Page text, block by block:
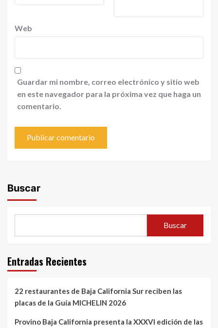
Web
Guardar mi nombre, correo electrónico y sitio web
en este navegador para la próxima vez que haga un
comentario.
Buscar
Buscar
Entradas Recientes
22 restaurantes de Baja California Sur reciben las
placas de la Guía MICHELIN 2026
Provino Baja California presenta la XXXVI edición de las